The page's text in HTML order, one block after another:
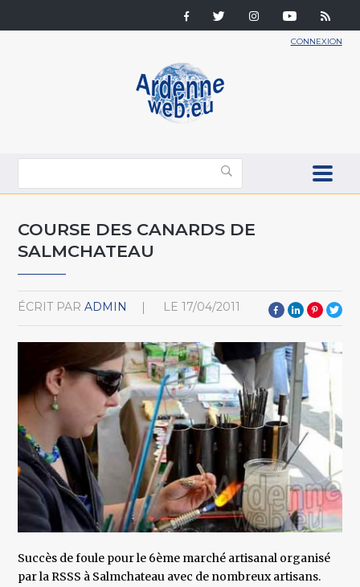
CONNEXION
COURSE DES CANARDS DE
SALMCHATEAU
ÉCRIT PAR ADMIN LE 17/04/2011
Succès de foule pour le 6ème marché artisanal organisé
par la RSSS à Salmchateau avec de nombreux artisans.